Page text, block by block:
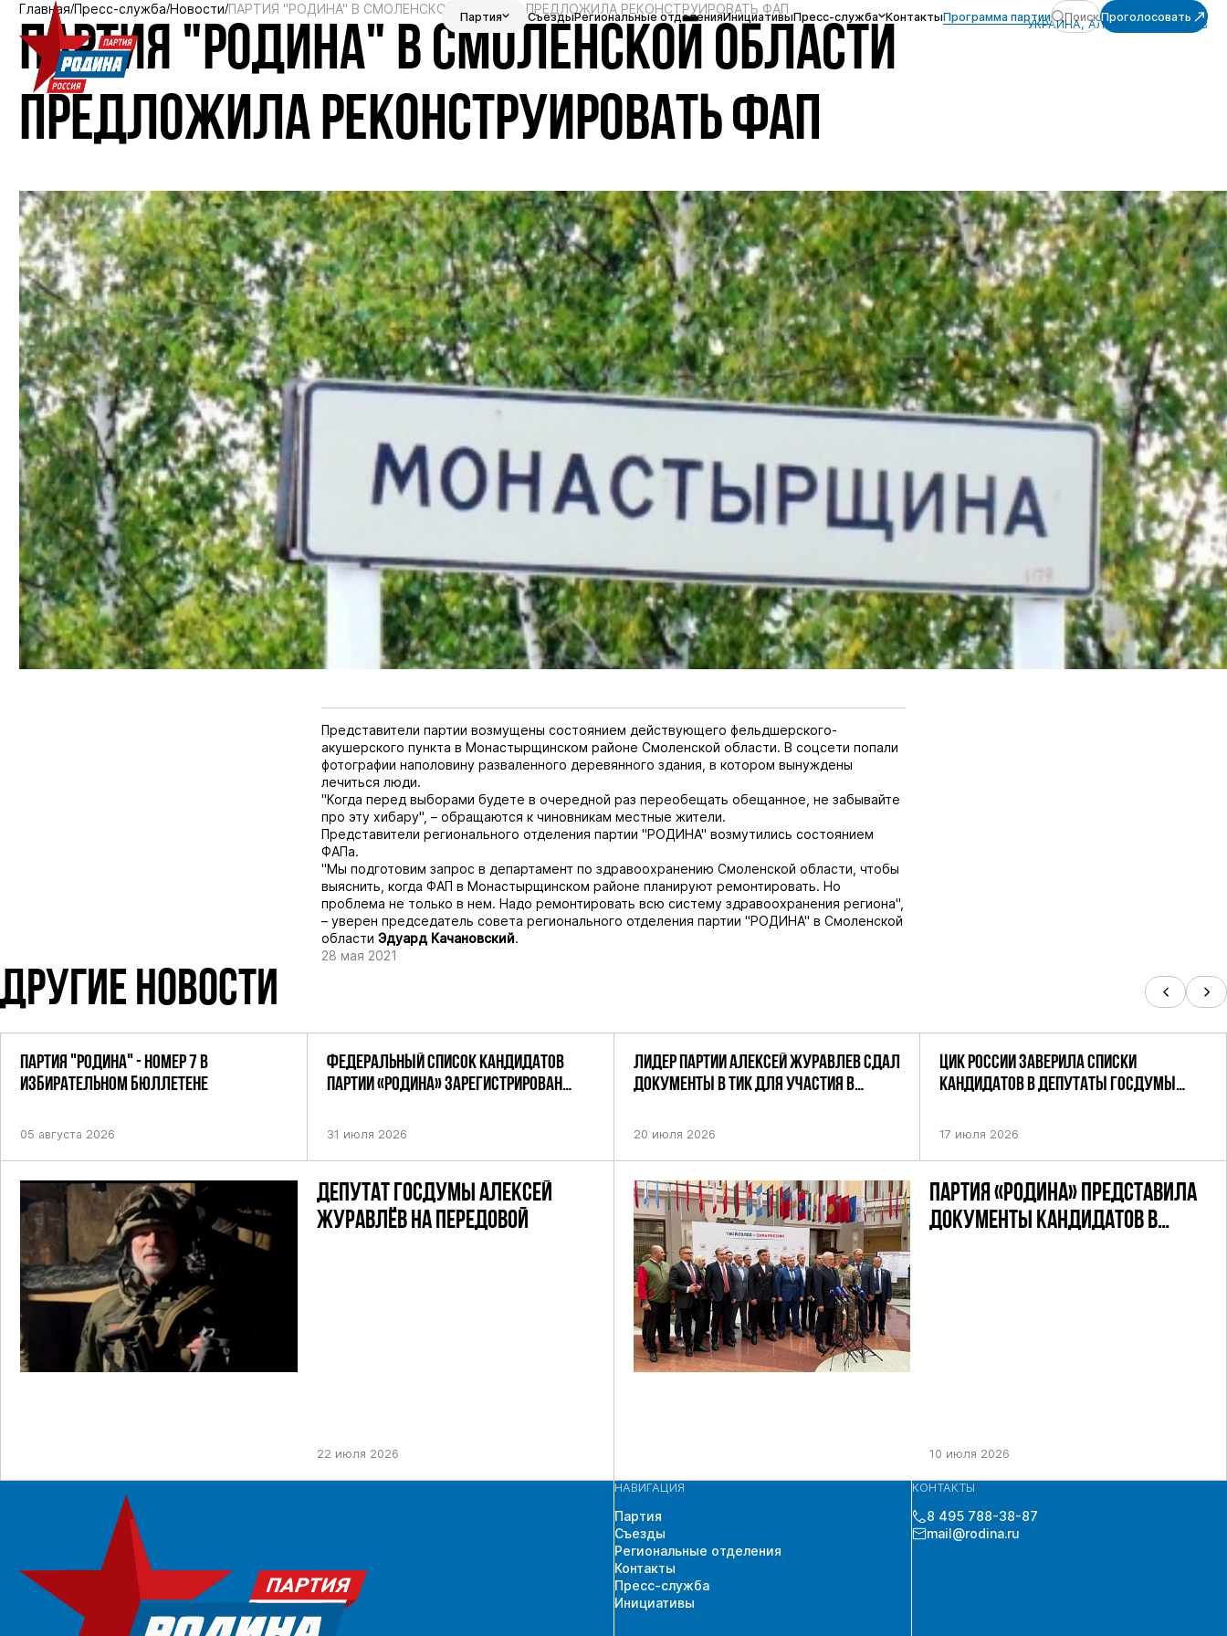
Партия СъездыРегиональные отделенияИнициативыПресс-служба КонтактыПрограмма партии ПоискПроголосовать
Главная Пресс-служба Новости ПАРТИЯ "РОДИНА" В СМОЛЕНСКОЙ ОБЛАСТИ ПРЕДЛОЖИЛА РЕКОНСТРУИРОВАТЬ ФАП
ПАРТИЯ "РОДИНА" В СМОЛЕНСКОЙ ОБЛАСТИ
ПРЕДЛОЖИЛА РЕКОНСТРУИРОВАТЬ ФАП
УКРАИНА, АЛЕКСЕЙ ЖУРАВЛЁВ
Представители партии возмущены состоянием действующего фельдшерского-
акушерского пункта в Монастырщинском районе Смоленской области. В соцсети попали
фотографии наполовину разваленного деревянного здания, в котором вынуждены
лечиться люди.
"Когда перед выборами будете в очередной раз переобещать обещанное, не забывайте
про эту хибару", – обращаются к чиновникам местные жители.
Представители регионального отделения партии "РОДИНА" возмутились состоянием
ФАПа.
"Мы подготовим запрос в департамент по здравоохранению Смоленской области, чтобы
выяснить, когда ФАП в Монастырщинском районе планируют ремонтировать. Но
проблема не только в нем. Надо ремонтировать всю систему здравоохранения региона",
– уверен председатель совета регионального отделения партии "РОДИНА" в Смоленской
области Эдуард Качановский.
28 мая 2021
ДРУГИЕ НОВОСТИ
ПАРТИЯ "РОДИНА" - НОМЕР 7 В
ИЗБИРАТЕЛЬНОМ БЮЛЛЕТЕНЕ
05 августа 2026
ФЕДЕРАЛЬНЫЙ СПИСОК КАНДИДАТОВ
ПАРТИИ «РОДИНА» ЗАРЕГИСТРИРОВАН
31 июля 2026
ДЕПУТАТ ГОСДУМЫ АЛЕКСЕЙ
ЖУРАВЛЁВ НА ПЕРЕДОВОЙ
22 июля 2026
ЛИДЕР ПАРТИИ АЛЕКСЕЙ ЖУРАВЛЕВ СДАЛ
ДОКУМЕНТЫ В ТИК ДЛЯ УЧАСТИЯ В
ПО НЕФТЕКАМСКОМУ ОДНОМАНДАТНОМУ
20 июля 2026
ЦИК РОССИИ ЗАВЕРИЛА СПИСКИ
КАНДИДАТОВ В ДЕПУТАТЫ ГОСДУМЫ
17 июля 2026
ПАРТИЯ «РОДИНА» ПРЕДСТАВИЛА
ДОКУМЕНТЫ КАНДИДАТОВ В
10 июля 2026
НАВИГАЦИЯ
Партия
Съезды
Региональные отделения
Контакты
Пресс-служба
Инициативы
КОНТАКТЫ
8 495 788-38-87
mail@rodina.ru